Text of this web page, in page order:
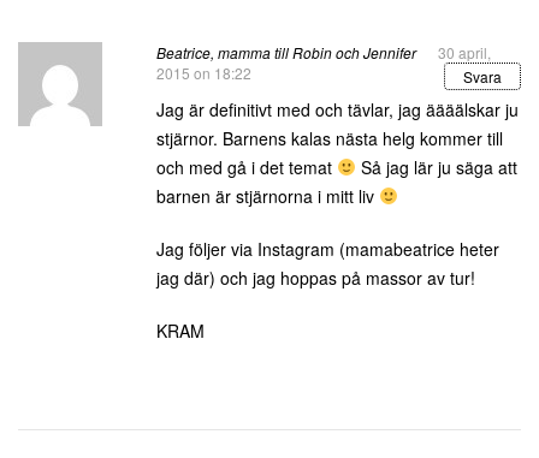
Beatrice, mamma till Robin och Jennifer
30 april,
2015 on 18:22
Svara
Jag är definitivt med och tävlar, jag äääälskar ju
stjärnor. Barnens kalas nästa helg kommer till
och med gå i det temat
Så jag lär ju säga att
barnen är stjärnorna i mitt liv
Jag följer via Instagram (mamabeatrice heter
jag där) och jag hoppas på massor av tur!
KRAM